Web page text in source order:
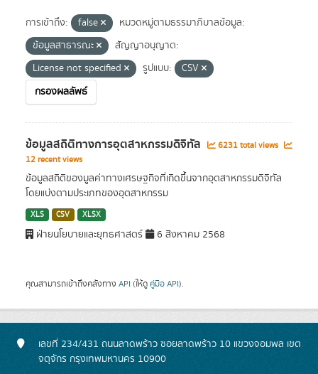
การเข้าถึง: false
หมวดหมู่ตามธรรมาภิบาลข้อมูล:
ข้อมูลสาธารณะ
สัญญาอนุญาต:
License not specified
รูปแบบ:
CSV
กรองผลลัพธ์
ข้อมูลสถิติทางการอุตสาหกรรมดิจิทัล
6231 total views
12 recent views
ข้อมูลสถิติของมูลค่าทางเศรษฐกิจที่เกิดขึ้นจากอุตสาหกรรมดิจิทัล
โดยแบ่งตามประเภทของอุตสาหกรรม
XLS CSV XLSX
ฝ่ายนโยบายและยุทธศาสตร์ 6 สิงหาคม 2568
คุณสามารถเข้าถึงคลังทาง API (ให้ดู คู่มือ API).
เลขที่ 234/431 ถนนลาดพร้าว ซอยลาดพร้าว 10 แขวงจอมพล เขต
จตุจักร กรุงเทพมหานคร 10900